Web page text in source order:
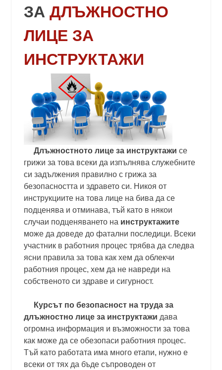
ЗАДЛЪЖНОСТНО
ЛИЦЕ ЗА
ИНСТРУКТАЖИ
Длъжностното лице за инструктажи се
грижи за това всеки да изпълнява служебните
си задължения правилно с грижа за
безопасността и здравето си. Никоя от
инструкциите на това лице на бива да се
подценява и отминава, тъй като в някои
случаи подценяването на инструктажите
може да доведе до фатални последици. Всеки
участник в работния процес трябва да следва
ясни правила за това как хем да облекчи
работния процес, хем да не навреди на
собственото си здраве и сигурност.
Курсът по безопасност на труда за
длъжностно лице за инструктажи дава
огромна информация и възможности за това
как може да се обезопаси работния процес.
Тъй като работата има много етапи, нужно е
всеки от тях да бъде съпроводен от